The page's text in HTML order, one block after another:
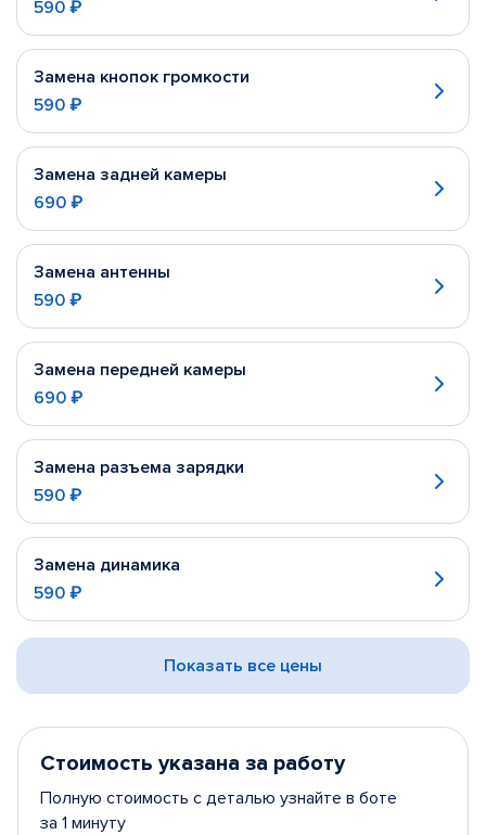
590 ₽
Замена кнопок громкости
590 ₽
Замена задней камеры
690 ₽
Замена антенны
590 ₽
Замена передней камеры
690 ₽
Замена разъема зарядки
590 ₽
Замена динамика
590 ₽
Показать все цены
Стоимость указана за работу
Полную стоимость с деталью узнайте в боте
за 1 минуту